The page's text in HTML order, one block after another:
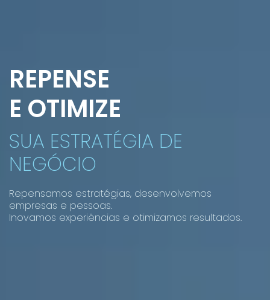
REPENSE
E OTIMIZE
SUA ESTRATÉGIA DE
NEGÓCIO
Repensamos estratégias, desenvolvemos
empresas e pessoas.
Inovamos experiências e otimizamos resultados.